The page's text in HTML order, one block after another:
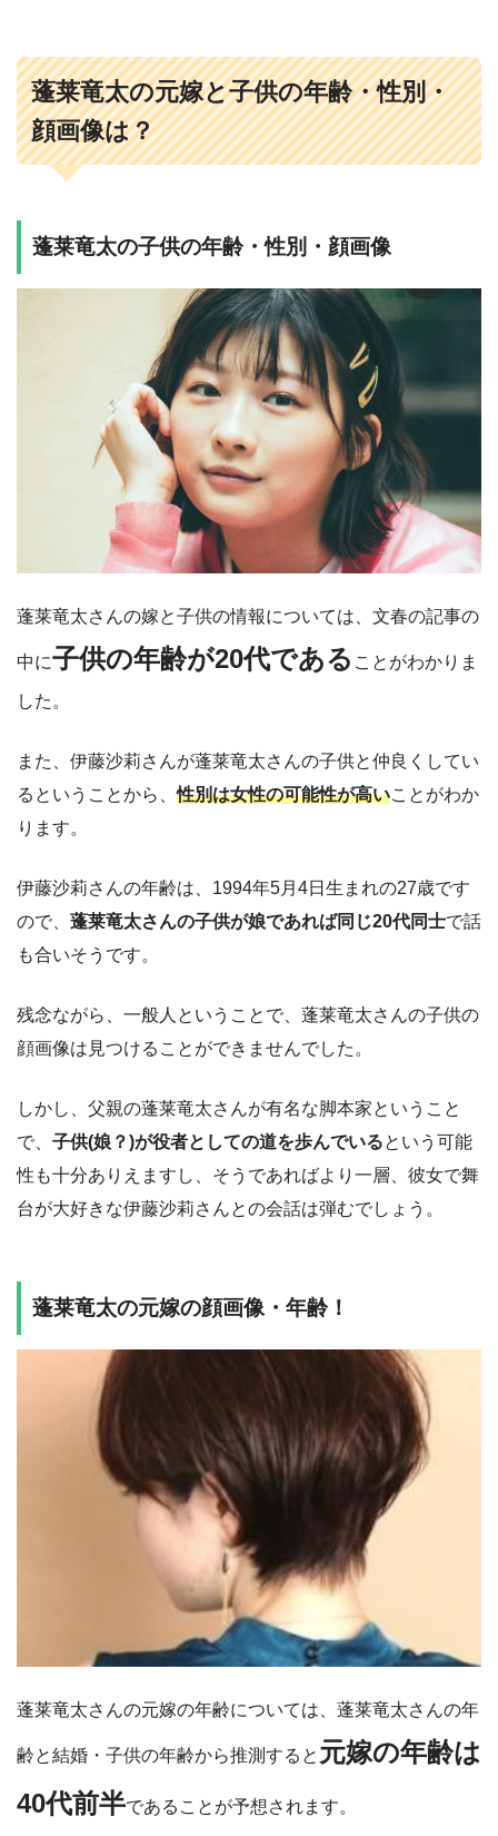
蓬莱竜太の元嫁と子供の年齢・性別・
顔画像は？
蓬莱竜太の子供の年齢・性別・顔画像
蓬莱竜太さんの嫁と子供の情報については、文春の記事の
中に子供の年齢が20代である ことがわかりま
した。
また、伊藤沙莉さんが蓬莱竜太さんの子供と仲良くしてい
るということから、性別は女性の可能性が高いことがわか
ります。
伊藤沙莉さんの年齢は、1994年5月4日生まれの27歳です
ので、 蓬莱竜太さんの子供が娘であれば同じ20代同士で話
も合いそうです。
残念ながら、一般人ということで、蓬莱竜太さんの子供の
顔画像は見つけることができませんでした。
しかし、父親の蓬莱竜太さんが有名な脚本家ということ
で、 子供(娘？)が役者としての道を歩んでいるという可能
性も十分ありえますし、そうであればより一層、彼女で舞
台が大好きな伊藤沙莉さんとの会話は弾むでしょう。
蓬莱竜太の元嫁の顔画像・年齢！
蓬莱竜太さんの元嫁の年齢については、蓬莱竜太さんの年
齢と結婚・子供の年齢から推測すると 元嫁の年齢は
40代前半であることが予想されます。